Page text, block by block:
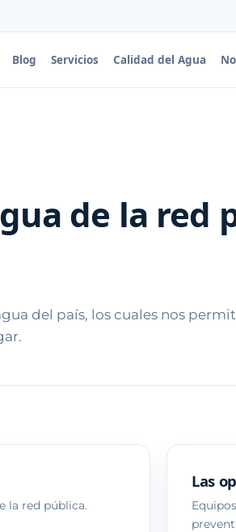
Blog Servicios Calidad del Agua
de la red
del país, los cuales nos
la red pública.
Las